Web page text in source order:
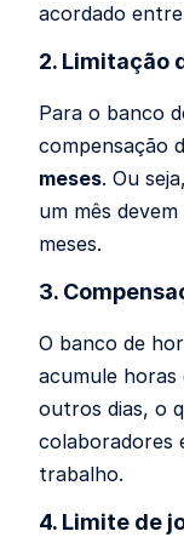
acordado
2. Limitação
Para o banco
compensação
meses. Ou
um mês
meses.
3.
O banco de
acumule horas
outros dias, o
colaboradores
trabalho.
4. Limite de